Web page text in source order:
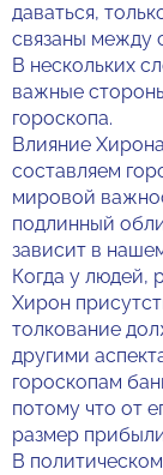
даваться,
связаны между
В нескольких
важные
гороскопа.
Влияние
составляем
мировой
подлинный
зависит в
Когда у людей,
Хирон
толкование
другими
гороскопам
потому что от
размер
В